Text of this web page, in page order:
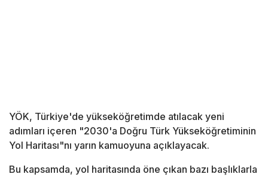
YÖK, Türkiye'de yükseköğretimde atılacak yeni
adımları içeren "2030'a Doğru Türk Yükseköğretiminin
Yol Haritası"nı yarın kamuoyuna açıklayacak.
Bu kapsamda, yol haritasında öne çıkan bazı başlıklarla